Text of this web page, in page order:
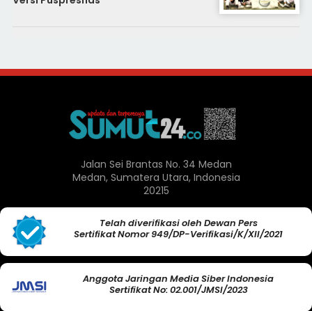
Jalan Sei Brantas No. 34 Medan
Medan, Sumatera Utara, Indonesia
20215
Telah diverifikasi oleh Dewan Pers
Sertifikat Nomor 949/DP-Verifikasi/K/XII/2021
Anggota Jaringan Media Siber Indonesia
Sertifikat No: 02.001/JMSI/2023